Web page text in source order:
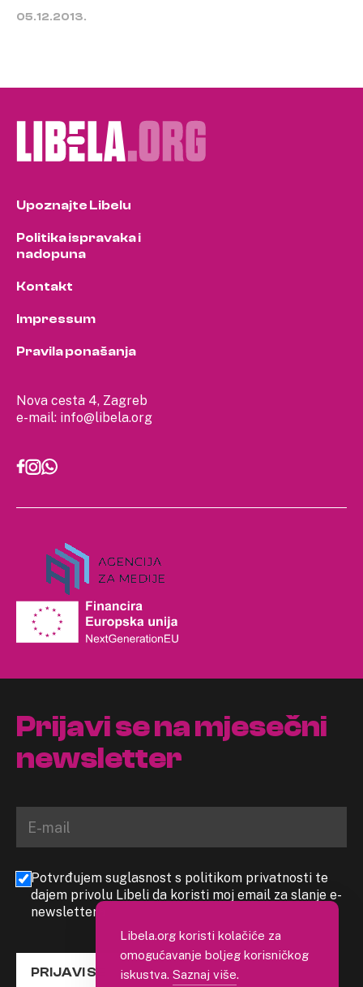
05.12.2013.
Nova cesta 4, Zagreb
e-mail: info@libela.org
Upoznajte Libelu
Politika ispravaka i
nadopuna
Kontakt
Impressum
Pravila ponašanja
Prijavi se na mjesečni
newsletter
Potvrđujem suglasnost s politikom privatnosti te
dajem privolu Libeli da koristi moj email za slanje e-
newslettera
PRIJAVI SE
Libela.org koristi kolačiće za
omogućavanje boljeg korisničkog
iskustva. Saznaj više.